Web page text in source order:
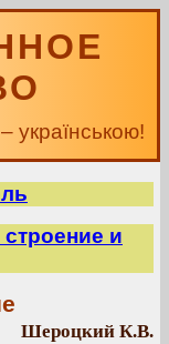
українською!
и
Шероцкий К.В.